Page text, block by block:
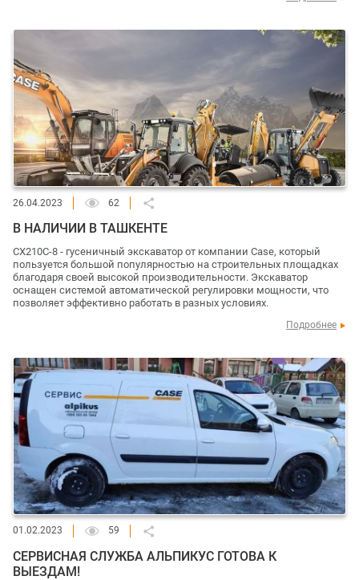
26.04.2023 62
В НАЛИЧИИ В ТАШКЕНТЕ
CX210C-8 - гусеничный экскаватор от компании Case, который
пользуется большой популярностью на строительных площадках
благодаря своей высокой производительности. Экскаватор
оснащен системой автоматической регулировки мощности, что
позволяет эффективно работать в разных условиях.
Подробнее
01.02.2023 59
СЕРВИСНАЯ СЛУЖБА АЛЬПИКУС ГОТОВА К
ВЫЕЗДАМ!